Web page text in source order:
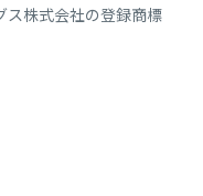
株式会社の登録商標